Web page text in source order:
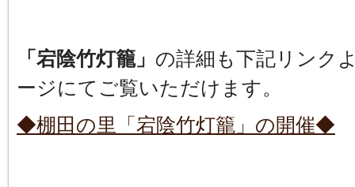
「宕陰竹灯籠」 の詳細も下記リンク
ージにてご覧いただけます。
◆棚田の里「宕陰竹灯籠」の開催◆